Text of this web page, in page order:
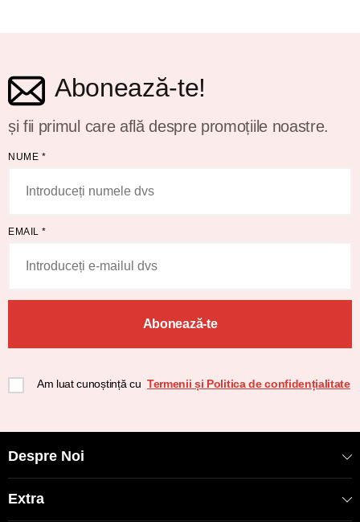
Abonează-te!
și fii primul care află despre promoțiile noastre.
NUME *
EMAIL *
Abonează-te
Am luat cunoștință cu Termenii și Politica de confidențialitate
Despre Noi
Extra